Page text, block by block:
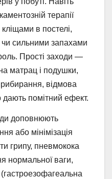
терапії
в постелі,
сильними запахами
Прості заходи —
матрац і подушки,
відмова
дають помітний ефект.
доповнюють
або мінімізація
грипу, пневмокока
нормальної ваги,
(гастроезофагеальна